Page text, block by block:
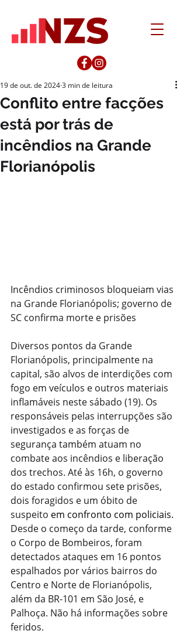
Conflito entre facções
está por trás de
incêndios na Grande
Florianópolis
19 de out. de 20243 min de leitura
Incêndios criminosos bloqueiam vias
na Grande Florianópolis; governo de
SC confirma morte e prisões
Diversos pontos da Grande
Florianópolis, principalmente na
capital, são alvos de interdições com
fogo em veículos e outros materiais
inflamáveis neste sábado (19). Os
responsáveis pelas interrupções são
investigados e as forças de
segurança também atuam no
combate aos incêndios e liberação
dos trechos. Até às 16h, o governo
do estado confirmou sete prisões,
dois foragidos e um óbito de
suspeito em confronto com policiais.
Desde o começo da tarde, conforme
o Corpo de Bombeiros, foram
detectados ataques em 16 pontos
espalhados por vários bairros do
Centro e Norte de Florianópolis,
além da BR-101 em São José, e
Palhoça. Não há informações sobre
feridos.